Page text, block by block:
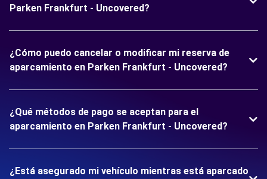
Parken Frankfurt - Uncovered?
¿Cómo puedo cancelar o modificar mi reserva de
aparcamiento en Parken Frankfurt - Uncovered?
¿Qué métodos de pago se aceptan para el
aparcamiento en Parken Frankfurt - Uncovered?
¿Está asegurado mi vehículo mientras está aparcado